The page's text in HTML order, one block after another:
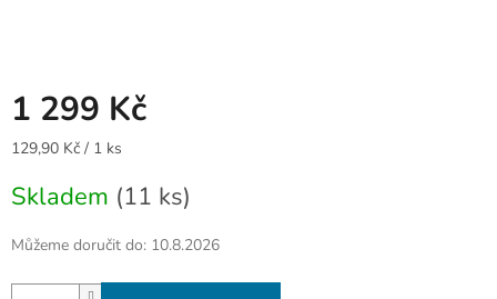
1 299 Kč
Měrná
129,90 Kč / 1 ks
Skladem (11 ks)
Můžeme doručit do: 10.8.2026